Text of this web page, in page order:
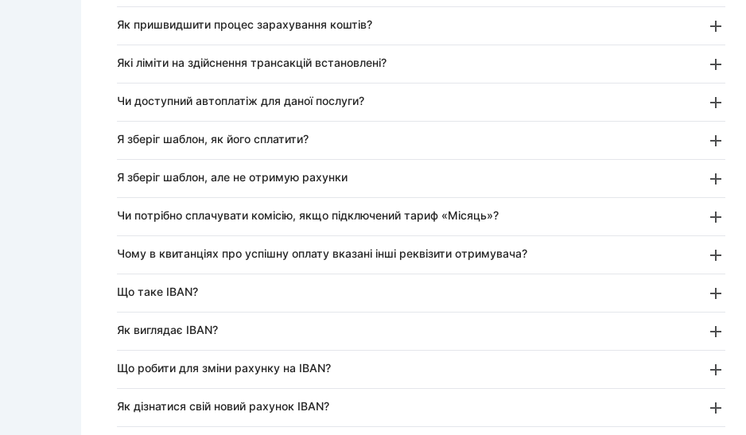
Як пришвидшити процес зарахування коштів?
Які ліміти на здійснення трансакцій встановлені?
Чи доступний автоплатіж для даної послуги?
Я зберіг шаблон, як його сплатити?
Я зберіг шаблон, але не отримую рахунки
Чи потрібно сплачувати комісію, якщо підключений тариф «Місяць»?
Чому в квитанціях про успішну оплату вказані інші реквізити отримувача?
Що таке IBAN?
Як виглядає IBAN?
Що робити для зміни рахунку на IBAN?
Як дізнатися свій новий рахунок IBAN?